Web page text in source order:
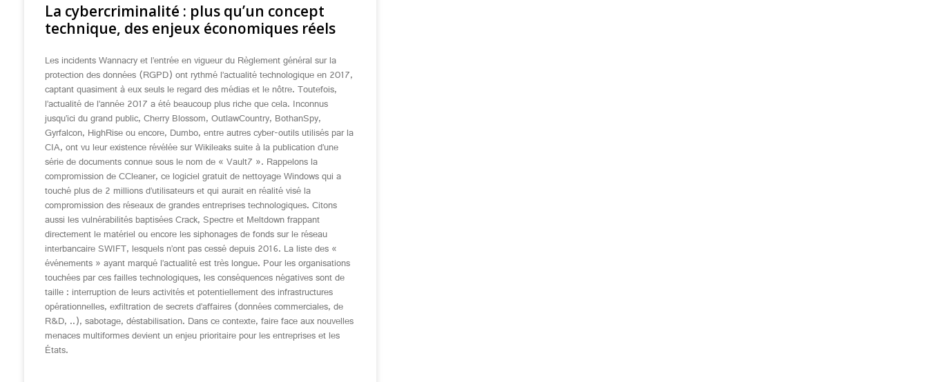
La cybercriminalité : plus qu’un concept
technique, des enjeux économiques réels
Les incidents Wannacry et l’entrée en vigueur du Règlement général sur la
protection des données (RGPD) ont rythmé l’actualité technologique en 2017,
captant quasiment à eux seuls le regard des médias et le nôtre. Toutefois,
l’actualité de l’année 2017 a été beaucoup plus riche que cela. Inconnus
jusqu’ici du grand public, Cherry Blossom, OutlawCountry, BothanSpy,
Gyrfalcon, HighRise ou encore, Dumbo, entre autres cyber-outils utilisés par la
CIA, ont vu leur existence révélée sur Wikileaks suite à la publication d’une
série de documents connue sous le nom de « Vault7 ». Rappelons la
compromission de CCleaner, ce logiciel gratuit de nettoyage Windows qui a
touché plus de 2 millions d’utilisateurs et qui aurait en réalité visé la
compromission des réseaux de grandes entreprises technologiques. Citons
aussi les vulnérabilités baptisées Crack, Spectre et Meltdown frappant
directement le matériel ou encore les siphonages de fonds sur le réseau
interbancaire SWIFT, lesquels n’ont pas cessé depuis 2016. La liste des «
événements » ayant marqué l’actualité est très longue. Pour les organisations
touchées par ces failles technologiques, les conséquences négatives sont de
taille : interruption de leurs activités et potentiellement des infrastructures
opérationnelles, exfiltration de secrets d’affaires (données commerciales, de
R&D, ..), sabotage, déstabilisation. Dans ce contexte, faire face aux nouvelles
menaces multiformes devient un enjeu prioritaire pour les entreprises et les
États.